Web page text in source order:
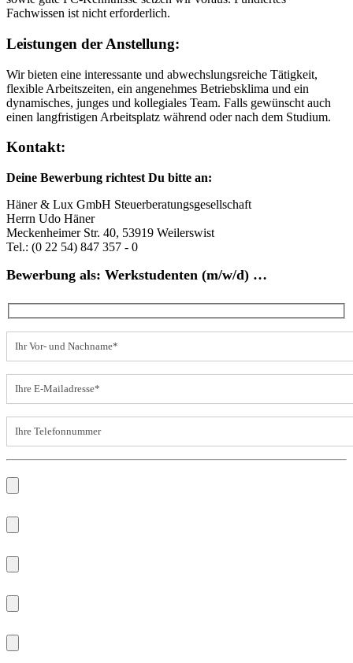
Fachwissen ist nicht erforderlich.
Leistungen der Anstellung:
Wir bieten eine interessante und abwechslungs­reiche Tätigkeit,
flexible Arbeitszeiten, ein angenehmes Betriebsklima und ein
dynamisches, junges und kollegiales Team. Falls gewünscht auch
einen langfristigen Arbeits­platz während oder nach dem Studium.
Kontakt:
Deine Bewerbung richtest Du bitte an:
Häner & Lux GmbH Steuerberatungs­gesellschaft
Herrn Udo Häner
Meckenheimer Str. 40, 53919 Weilerswist
Tel.: (0 22 54) 847 357 - 0
Bewerbung als: Werkstudenten (m/w/d) …